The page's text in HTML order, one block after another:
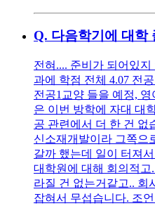
Q. 다음학기에 대학
전혀.... 준비가 되어있
과에 학점 전체 4.07 전
전공1교양 들을 예정,
은 이번 방학에 자대 대
공 관련에서 더 한 건 없
신소재개발이라 그쪽으
갈까 했는데 일이 터져
대학원에 대해 회의적
라질 건 없는거같고.. 회
잡혀서 무섭습니다. 조